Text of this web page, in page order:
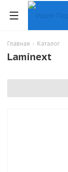
Главная - Каталог
Laminext